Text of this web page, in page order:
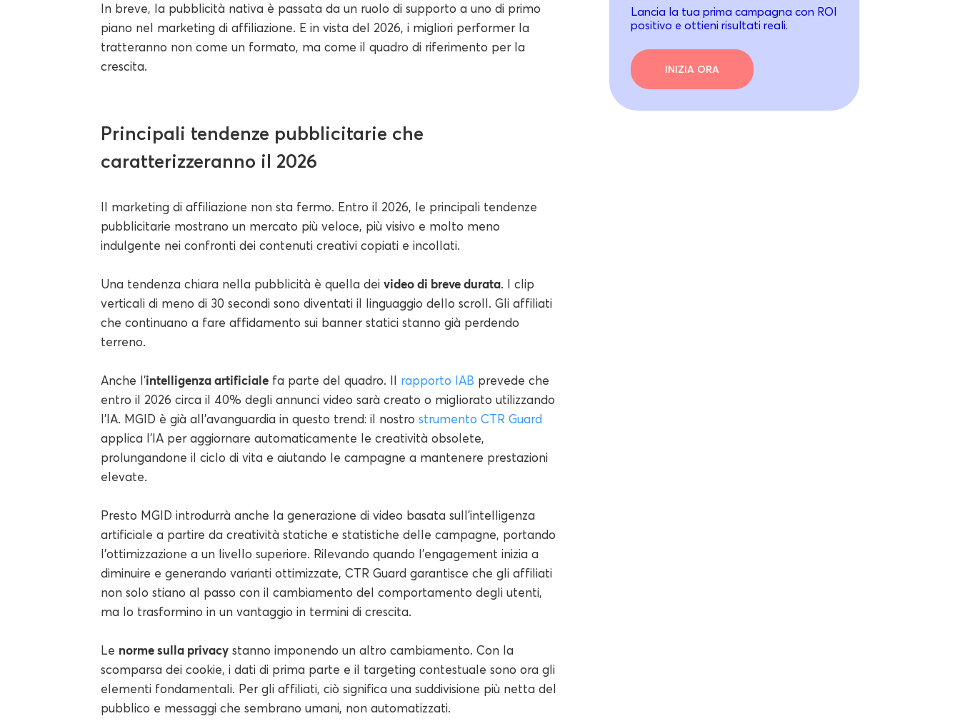
In breve, la pubblicità nativa è passata da un ruolo di supporto a uno di primo
piano nel marketing di affiliazione. E in vista del 2026, i migliori performer la
tratteranno non come un formato, ma come il quadro di riferimento per la
crescita.
Principali tendenze pubblicitarie che
caratterizzeranno il 2026
Il marketing di affiliazione non sta fermo. Entro il 2026, le principali tendenze
pubblicitarie mostrano un mercato più veloce, più visivo e molto meno
indulgente nei confronti dei contenuti creativi copiati e incollati.
Una tendenza chiara nella pubblicità è quella dei video di breve durata. I clip
verticali di meno di 30 secondi sono diventati il linguaggio dello scroll. Gli affiliati
che continuano a fare affidamento sui banner statici stanno già perdendo
terreno.
Anche l'intelligenza artificialefa parte del quadro. Il rapporto IAB prevede che
entro il 2026 circa il 40% degli annunci video sarà creato o migliorato utilizzando
l'IA. MGID è già all'avanguardia in questo trend: il nostro strumento CTR Guard
applica l'IA per aggiornare automaticamente le creatività obsolete,
prolungandone il ciclo di vita e aiutando le campagne a mantenere prestazioni
elevate.
Presto MGID introdurrà anche la generazione di video basata sull'intelligenza
artificiale a partire da creatività statiche e statistiche delle campagne, portando
l'ottimizzazione a un livello superiore. Rilevando quando l'engagement inizia a
diminuire e generando varianti ottimizzate, CTR Guard garantisce che gli affiliati
non solo stiano al passo con il cambiamento del comportamento degli utenti,
ma lo trasformino in un vantaggio in termini di crescita.
Le norme sulla privacystanno imponendo un altro cambiamento. Con la
scomparsa dei cookie, i dati di prima parte e il targeting contestuale sono ora gli
elementi fondamentali. Per gli affiliati, ciò significa una suddivisione più netta del
pubblico e messaggi che sembrano umani, non automatizzati.
Lancia la tua prima campagna con ROI
positivo e ottieni risultati reali.
INIZIA ORA